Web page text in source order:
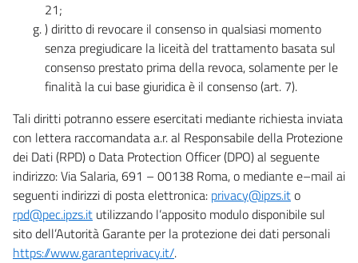
21;
) diritto di revocare il consenso in qualsiasi momento
senza pregiudicare la liceità del trattamento basata sul
consenso prestato prima della revoca, solamente per le
finalità la cui base giuridica è il consenso (art. 7).
Tali diritti potranno essere esercitati mediante richiesta inviata
con lettera raccomandata a.r. al Responsabile della Protezione
dei Dati (RPD) o Data Protection Officer (DPO) al seguente
indirizzo: Via Salaria, 691 – 00138 Roma, o mediante e–mail ai
seguenti indirizzi di posta elettronica: privacy@ipzs.ito
rpd@pec.ipzs.it utilizzando l’apposito modulo disponibile sul
sito dell’Autorità Garante per la protezione dei dati personali
https://www.garanteprivacy.it/.